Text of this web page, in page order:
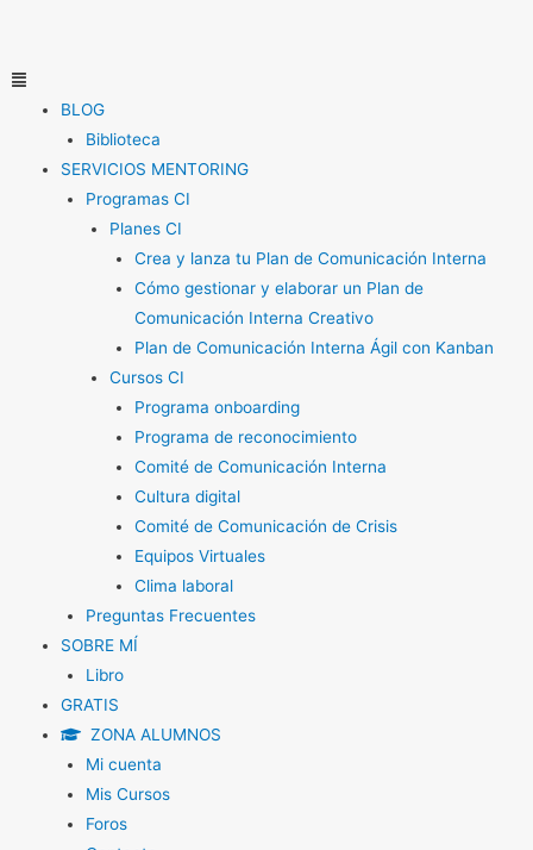
contenido
Menú
BLOG
Biblioteca
SERVICIOS MENTORING
Programas CI
Planes CI
Crea y lanza tu Plan de Comunicación Interna
Cómo gestionar y elaborar un Plan de
Comunicación Interna Creativo
Plan de Comunicación Interna Ágil con Kanban
Cursos CI
Programa onboarding
Programa de reconocimiento
Comité de Comunicación Interna
Cultura digital
Comité de Comunicación de Crisis
Equipos Virtuales
Clima laboral
Preguntas Frecuentes
SOBRE MÍ
Libro
GRATIS
ZONA ALUMNOS
Mi cuenta
Mis Cursos
Foros